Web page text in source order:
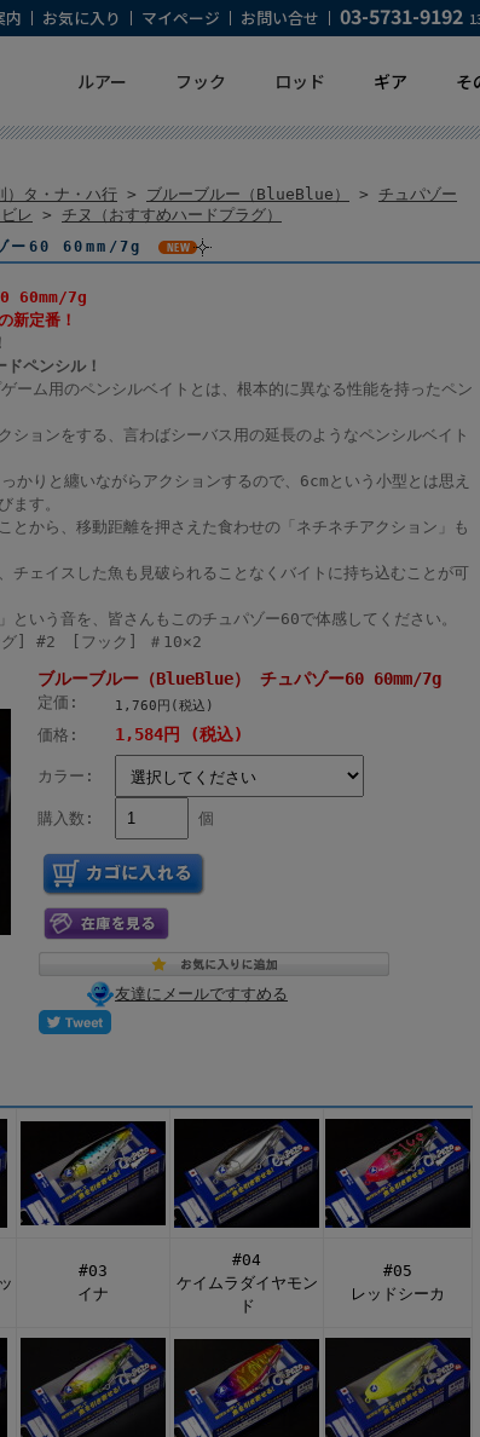
内 お気に入り マイページ お問い合せ 03-5731-9192
ルアー フック ロッド ギア そ
）タ・ナ・ハ行 > ブルーブルー（BlueBlue） > チュパゾー
レ > チヌ（おすすめハードプラグ）
ー60 60mm/7g
60mm/7g
新定番！
ペンシル！
ーム用のペンシルベイトとは、根本的に異なる性能を持ったペン
ションをする、言わばシーバス用の延長のようなペンシルベイト
かりと纏いながらアクションするので、6cmという小型とは思え
ます。
とから、移動距離を押さえた食わせの「ネチネチアクション」も
チェイスした魚も見破られることなくバイトに持ち込むことが可
という音を、皆さんもこのチュパゾー60で体感してください。
] #2 [フック] ＃10×2
ブルーブルー（BlueBlue） チュパゾー60 60mm/7g
定価: 1,760円(税込)
価格: 1,584円 (税込)
カラー:
購入数: 個
友達にメールですすめる
#03
イナ
#04
ケイムラダイヤモン
ド
#05
レッドシーカ